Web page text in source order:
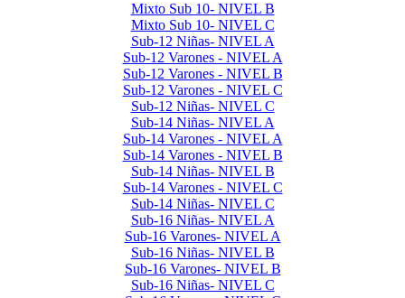
Mixto Sub 10- NIVEL B
Mixto Sub 10- NIVEL C
Sub-12 Niñas- NIVEL A
Sub-12 Varones - NIVEL A
Sub-12 Varones - NIVEL B
Sub-12 Varones - NIVEL C
Sub-12 Niñas- NIVEL C
Sub-14 Niñas- NIVEL A
Sub-14 Varones - NIVEL A
Sub-14 Varones - NIVEL B
Sub-14 Niñas- NIVEL B
Sub-14 Varones - NIVEL C
Sub-14 Niñas- NIVEL C
Sub-16 Niñas- NIVEL A
Sub-16 Varones- NIVEL A
Sub-16 Niñas- NIVEL B
Sub-16 Varones- NIVEL B
Sub-16 Niñas- NIVEL C